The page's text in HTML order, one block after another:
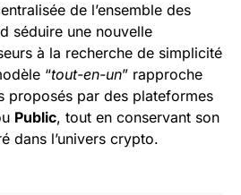
de l’ensemble des
séduire une nouvelle
à la recherche de simplicité
“tout-en-un” rapproche
proposés par des plateformes
Public, tout en conservant son
dans l’univers crypto.